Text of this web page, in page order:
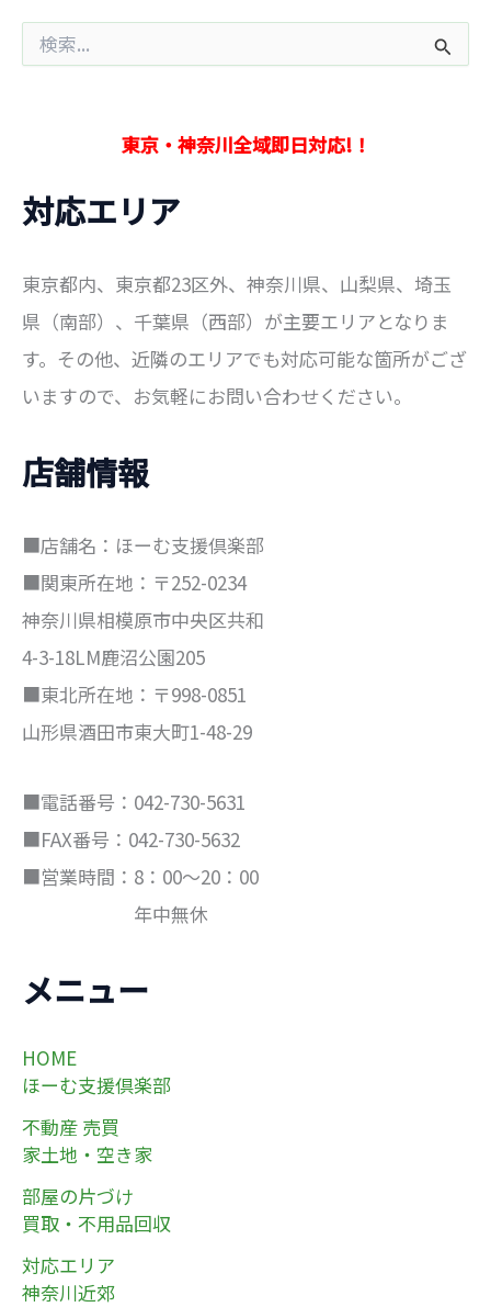
索
東京・神奈川全域即日対応!！
対応エリア
東京都内、東京都23区外、神奈川県、山梨県、埼玉
県（南部）、千葉県（西部）が主要エリアとなりま
す。その他、近隣のエリアでも対応可能な箇所がござ
いますので、お気軽にお問い合わせください。
店舗情報
■店舗名：ほーむ支援倶楽部
■関東所在地：〒252-0234
神奈川県相模原市中央区共和
4-3-18LM鹿沼公園205
■東北所在地：〒998-0851
山形県酒田市東大町1-48-29
■電話番号：042-730-5631
■FAX番号：042-730-5632
■営業時間：8：00～20：00
年中無休
メニュー
HOME
ほーむ支援倶楽部
不動産 売買
家土地・空き家
部屋の片づけ
買取・不用品回収
対応エリア
神奈川近郊